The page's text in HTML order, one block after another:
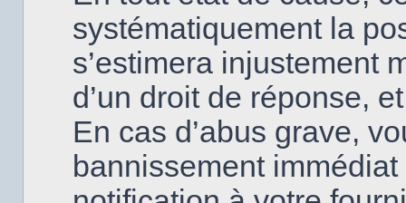
systématiquement la
s’estimera injustement
d’un droit de réponse,
En cas d’abus grave,
bannissement